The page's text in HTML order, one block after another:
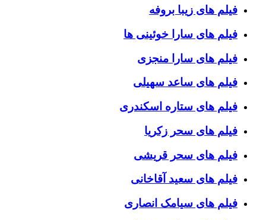
فیلم های زیبا بروفه
فیلم های سارا خوئینی ها
فیلم های سارا منجزی
فیلم های ساعد سهیلی
فیلم های ستاره اسکندری
فیلم های سحر زکریا
فیلم های سحر قریشی
فیلم های سعید آقاخانی
فیلم های سیامک انصاری